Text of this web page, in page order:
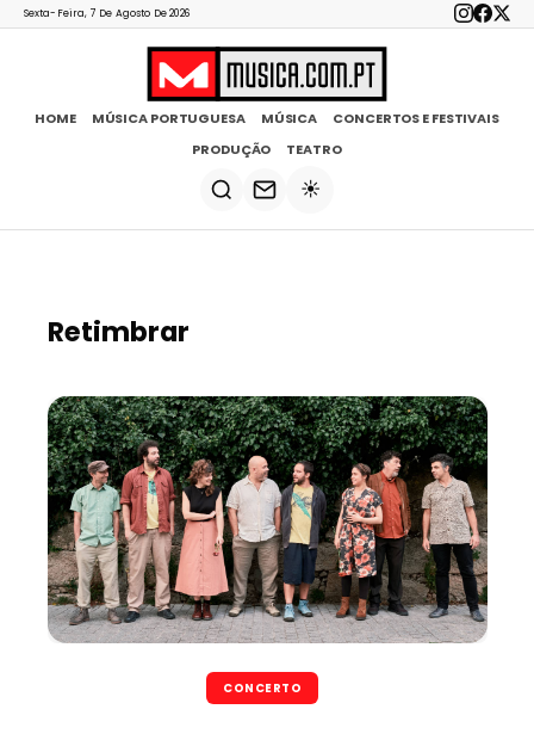
Sexta-Feira, 7 De Agosto De 2026
HOME MÚSICA PORTUGUESA MÚSICA
CONCERTOS E FESTIVAIS
PRODUÇÃO
TEATRO
☀️
Retimbrar
CONCERTO